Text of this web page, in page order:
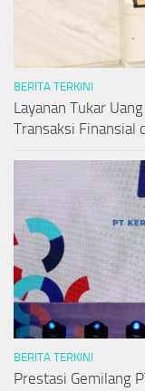
BERITA TERKINI
Layanan Tukar
Transaksi Finansial
BERITA TERKINI
Prestasi Gemilang